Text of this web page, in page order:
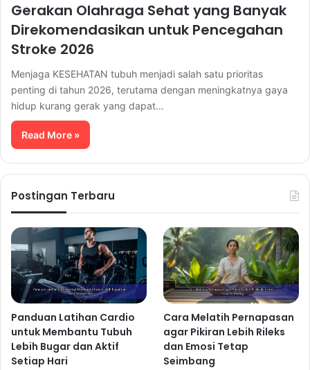
Gerakan Olahraga Sehat yang Banyak
Direkomendasikan untuk Pencegahan
Stroke 2026
Menjaga KESEHATAN tubuh menjadi salah satu prioritas
penting di tahun 2026, terutama dengan meningkatnya gaya
hidup kurang gerak yang dapat…
Read More »
Postingan Terbaru
Panduan Latihan Cardio
untuk Membantu Tubuh
Lebih Bugar dan Aktif
Setiap Hari
Cara Melatih Pernapasan
agar Pikiran Lebih Rileks
dan Emosi Tetap
Seimbang